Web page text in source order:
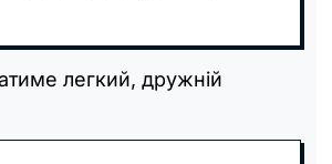
легкий, дружній